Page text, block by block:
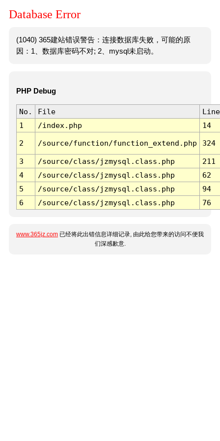
Database Error
(1040) 365建站错误警告：连接数据库失败，可能的原
因：1、数据库密码不对; 2、mysql未启动。
PHP Debug
No. File
Line
1
/index.php 14
2 /source/function/function_extend.php 324
3 /source/class/jzmysql.class.php
211
4
/source/class/jzmysql.class.php
62
5
/source/class/jzmysql.class.php
94
6
/source/class/jzmysql.class.php 76
www.365jz.com 已经将此出错信息详细记录, 由此给您带来的访问不便我
们深感歉意.